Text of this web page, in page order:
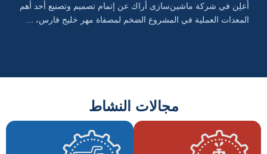
أُعلِن في شركة ماشین‌سازی أراك عن إتمام تصميم وتصنيع أحد أهم
المعدات العملية في المشروع الضخم لمصفاة مهر خلیج فارس، ...
مجالات النشاط